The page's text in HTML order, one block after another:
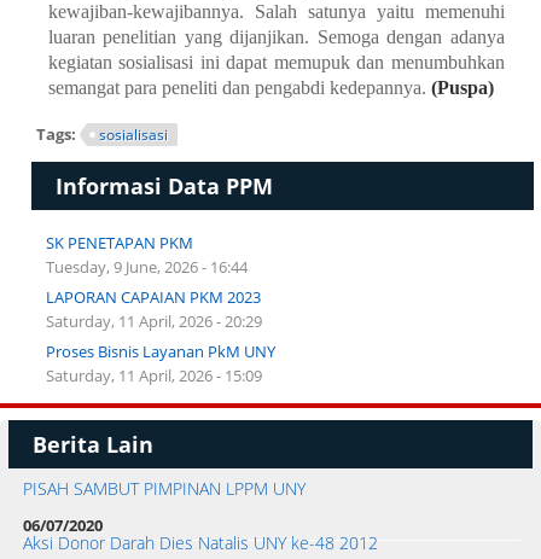
kewajiban-kewajibannya. Salah satunya yaitu memenuhi
luaran penelitian yang dijanjikan. Semoga dengan adanya
kegiatan sosialisasi ini dapat memupuk dan menumbuhkan
semangat para peneliti dan pengabdi kedepannya. (Puspa)
Tags: sosialisasi
Informasi Data PPM
SK PENETAPAN PKM
Tuesday, 9 June, 2026 - 16:44
LAPORAN CAPAIAN PKM 2023
Saturday, 11 April, 2026 - 20:29
Proses Bisnis Layanan PkM UNY
Saturday, 11 April, 2026 - 15:09
Berita Lain
PISAH SAMBUT PIMPINAN LPPM UNY
06/07/2020
Aksi Donor Darah Dies Natalis UNY ke-48 2012